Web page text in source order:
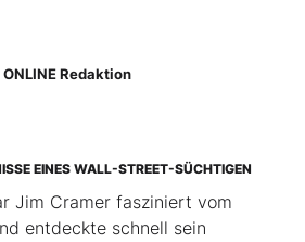
ONLINE Redaktion
EINES WALL-STREET-SÜCHTIGEN
Jim Cramer fasziniert vom
entdeckte schnell sein